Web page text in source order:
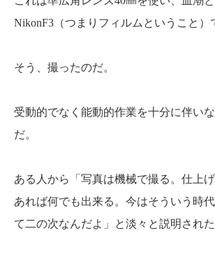
NikonF3（つまりフィルムということ）
そう、撮ったのだ。
受動的でなく能動的作業を十分に伴い
だ。
ある人から「写真は機械で撮る。仕上
あれば何でも出来る。今はそういう時
て二の次なんだよ」と淡々と説明された